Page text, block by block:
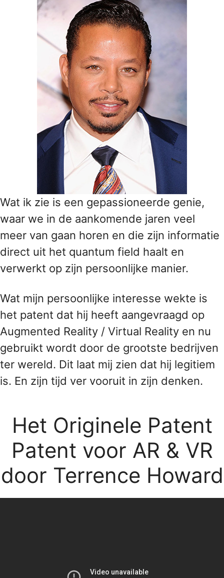
Wat ik zie is een gepassioneerde genie,
waar we in de aankomende jaren veel
meer van gaan horen en die zijn informatie
direct uit het quantum field haalt en
verwerkt op zijn persoonlijke manier.
Wat mijn persoonlijke interesse wekte is
het patent dat hij heeft aangevraagd op
Augmented Reality / Virtual Reality en nu
gebruikt wordt door de grootste bedrijven
ter wereld. Dit laat mij zien dat hij legitiem
is. En zijn tijd ver vooruit in zijn denken.
Het Originele Patent
Patent voor AR & VR
door Terrence Howard